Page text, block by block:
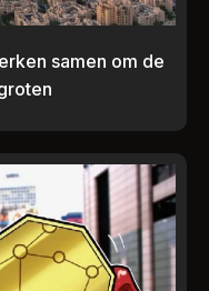
samen om de